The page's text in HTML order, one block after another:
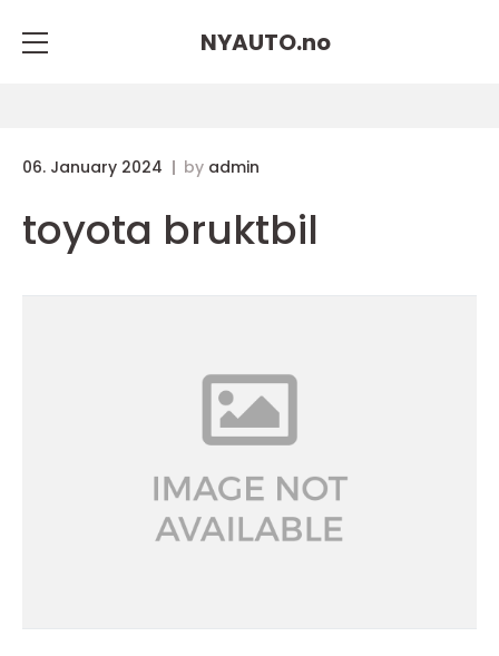
NYAUTO.no
06. January 2024 by admin
toyota bruktbil